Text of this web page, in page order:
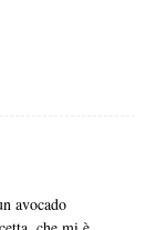
avocado